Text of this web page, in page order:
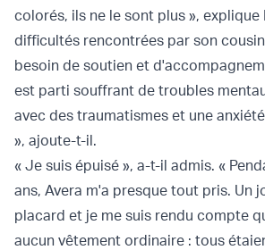
colorés, ils ne le sont plus »,
difficultés rencontrées par son
besoin de soutien et
est parti souffrant de troubles
avec des traumatismes et une
», ajoute-t-il.
« Je suis épuisé », a-t-il admis. «
ans, Avera m'a presque tout pris. Un
placard et je me suis rendu compte
aucun vêtement ordinaire : tous